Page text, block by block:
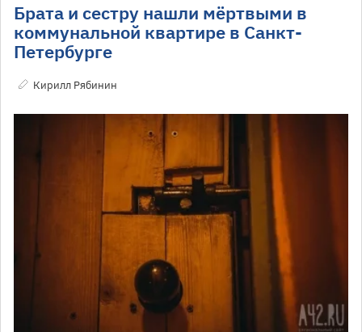
Брата и сестру нашли мёртвыми в
коммунальной квартире в Санкт-
Петербурге
Кирилл Рябинин